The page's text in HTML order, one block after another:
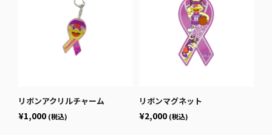
リボンアクリルチャーム
¥1,000 (税込)
リボンマグネット
¥2,000 (税込)